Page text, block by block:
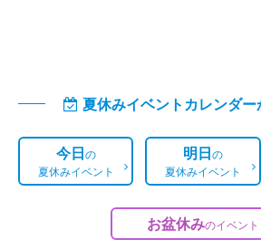
夏休みイベントカレンダ
今日の
夏休みイベント
明日の
夏休みイベント
お盆休みのイベント